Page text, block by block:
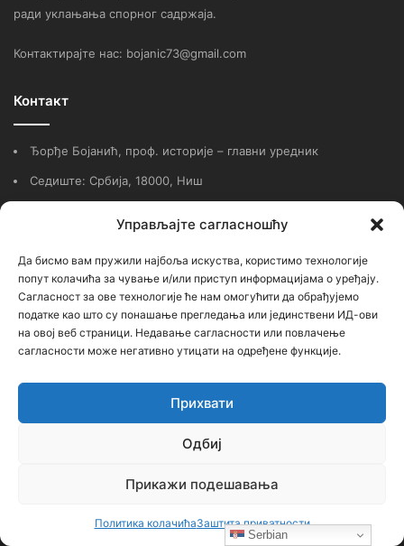
Управљајте сагласношћу
Да бисмо вам пружили најбоља искуства, користимо технологије
попут колачића за чување и/или приступ информацијама о уређају.
Сагласност за ове технологије ће нам омогућити да обрађујемо
податке као што су понашање прегледања или јединствени ИД-ови
на овој веб страници. Недавање сагласности или повлачење
сагласности може негативно утицати на одређене функције.
Прихвати
Одбиј
Прикажи подешавања
Политика колачићаЗаштита приватности
ради уклањања спорног садржаја.
Контактирајте нас: bojanic73@gmail.com
Контакт
Ђорђе Бојанић, проф. историје – главни уредник
Седиште: Србија, 18000, Ниш
администратор – bojanic73@gmail.com
Сајт није под финансијским, политичким и идеолошким
профитабилан, заснива се на добровољном раду.
Пријавите се на наш бесплатни Билтен (newsletter)
Serbian